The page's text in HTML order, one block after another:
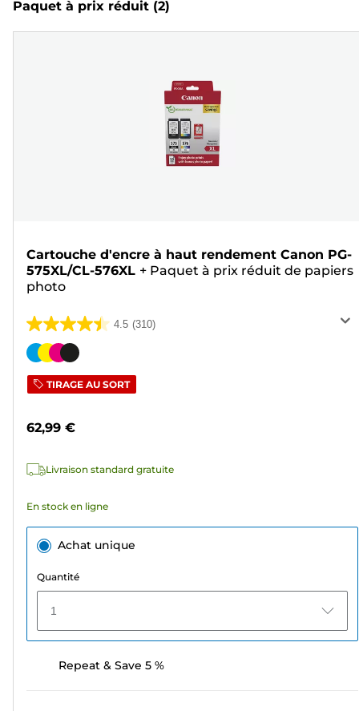
Paquet à prix réduit (2)
Cartouche d'encre à haut rendement Canon PG-
575XL/CL-576XL + Paquet à prix réduit de papiers
photo
4.5 (310)
4.5
sur
étoiles.
avis
Cartouche
TIRAGE AU SORT
62,99 €
Livraison standard gratuite
En stock en ligne
Achat unique
Quantité
1
Repeat & Save 5 %